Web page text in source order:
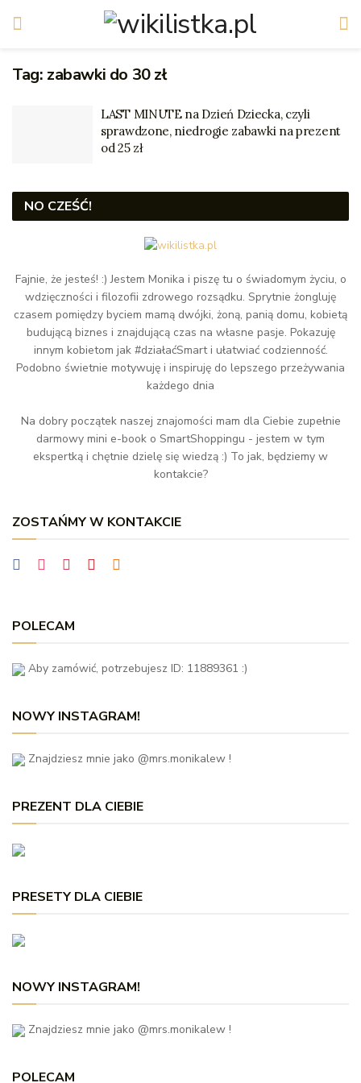
Tag: zabawki do 30 zł
LAST MINUTE na Dzień Dziecka, czyli
sprawdzone, niedrogie zabawki na prezent
od 25 zł
NO CZEŚĆ!
Fajnie, że jesteś! :) Jestem Monika i piszę tu o świadomym życiu, o
wdzięczności i filozofii zdrowego rozsądku. Sprytnie żongluję
czasem pomiędzy byciem mamą dwójki, żoną, panią domu, kobietą
budującą biznes i znajdującą czas na własne pasje. Pokazuję
innym kobietom jak #działaćSmart i ułatwiać codzienność.
Podobno świetnie motywuję i inspiruję do lepszego przeżywania
każdego dnia
Na dobry początek naszej znajomości mam dla Ciebie zupełnie
darmowy mini e-book o SmartShoppingu - jestem w tym
ekspertką i chętnie dzielę się wiedzą :) To jak, będziemy w
kontakcie?
ZOSTAŃMY W KONTAKCIE
POLECAM
Aby zamówić, potrzebujesz ID: 11889361 :)
NOWY INSTAGRAM!
Znajdziesz mnie jako @mrs.monikalew !
PREZENT DLA CIEBIE
PRESETY DLA CIEBIE
NOWY INSTAGRAM!
Znajdziesz mnie jako @mrs.monikalew !
POLECAM